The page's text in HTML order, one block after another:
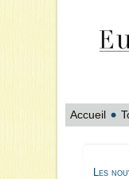
Accueil
Les